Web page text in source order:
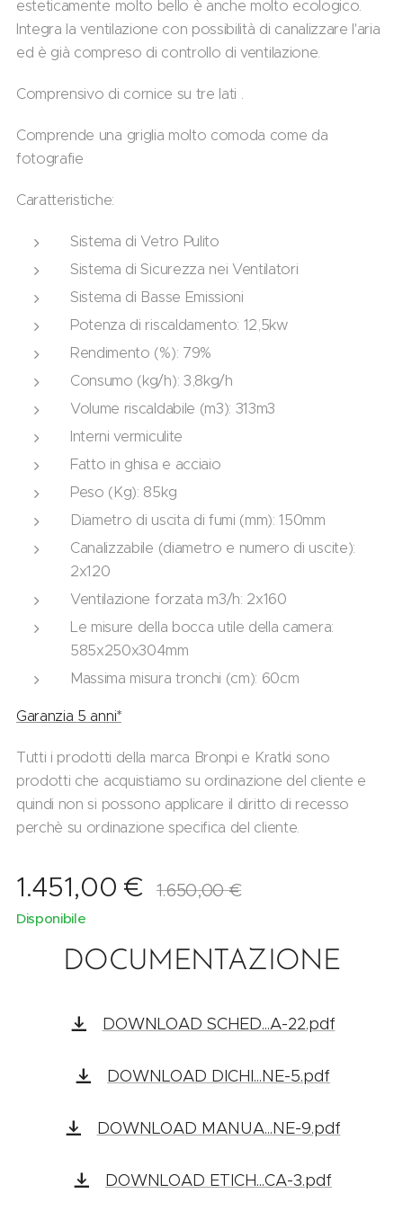
esteticamente molto bello è anche molto ecologico.
Integra la ventilazione con possibilità di canalizzare l'aria
ed è già compreso di controllo di ventilazione.
Comprensivo di cornice su tre lati .
Comprende una griglia molto comoda come da
fotografie
Caratteristiche:
Sistema di Vetro Pulito
Sistema di Sicurezza nei Ventilatori
Sistema di Basse Emissioni
Potenza di riscaldamento: 12,5kw
Rendimento (%): 79%
Consumo (kg/h): 3,8kg/h
Volume riscaldabile (m3): 313m3
Interni vermiculite
Fatto in ghisa e acciaio
Peso (Kg): 85kg
Diametro di uscita di fumi (mm): 150mm
Canalizzabile (diametro e numero di uscite):
2x120
Ventilazione forzata m3/h: 2x160
Le misure della bocca utile della camera:
585x250x304mm
Massima misura tronchi (cm): 60cm
Garanzia 5 anni*
Tutti i prodotti della marca Bronpi e Kratki sono
prodotti che acquistiamo su ordinazione del cliente e
quindi non si possono applicare il diritto di recesso
perchè su ordinazione specifica del cliente.
1.451,00 € 1.650,00€
Disponibile
DOCUMENTAZIONE
DOWNLOAD SCHED...A-22.pdf
DOWNLOAD DICHI...NE-5.pdf
DOWNLOAD MANUA...NE-9.pdf
DOWNLOAD ETICH...CA-3.pdf